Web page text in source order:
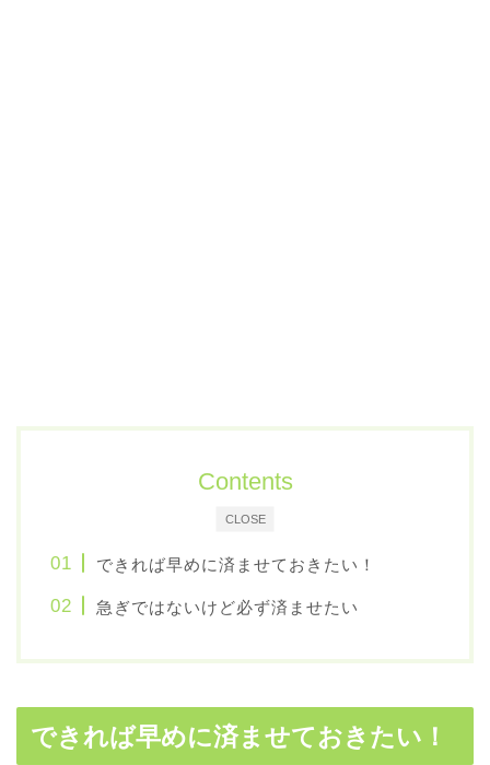
CLOSE
Contents
できれば早めに済ませておきたい！
急ぎではないけど必ず済ませたい
できれば早めに済ませておきたい！